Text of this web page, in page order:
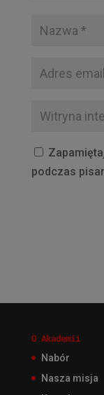
podczas
O Akademii
Nabór
Nasza misja